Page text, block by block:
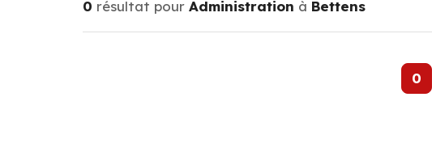
0 résultat pour Administration à Bettens
0